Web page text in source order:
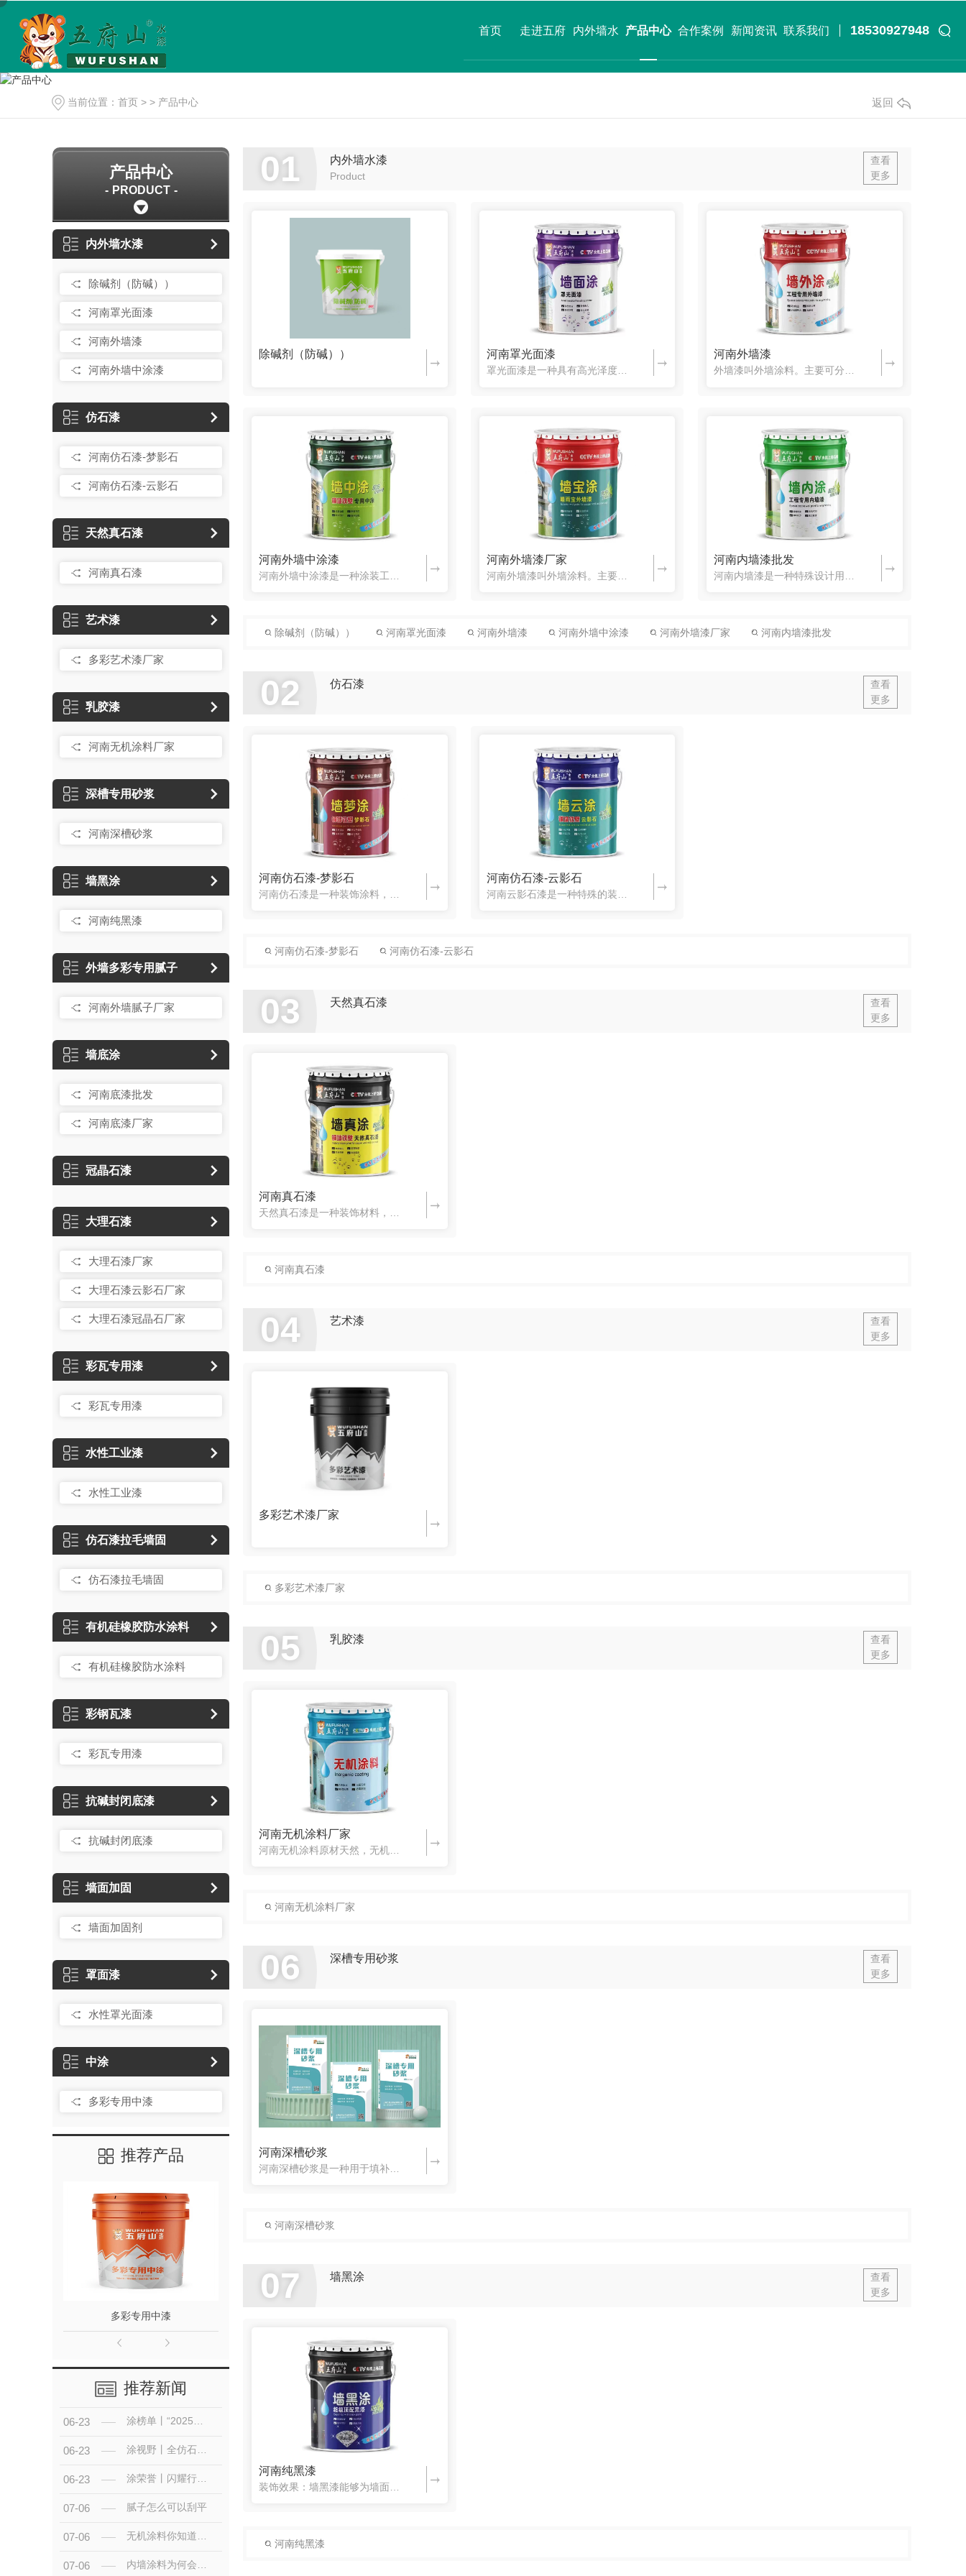
首页 走进五府 内外墙水 产品中心 合作案例 新闻资讯 联系我们 18530927948
当前位置： 首页 > > 产品中心 返回
产品中心
PRODUCT
内外墙水漆
除碱剂（防碱））
河南罩光面漆
河南外墙漆
河南外墙中涂漆
仿石漆
河南仿石漆-梦影石
河南仿石漆-云影石
天然真石漆
河南真石漆
艺术漆
多彩艺术漆厂家
乳胶漆
河南无机涂料厂家
深槽专用砂浆
河南深槽砂浆
墙黑涂
河南纯黑漆
外墙多彩专用腻子
河南外墙腻子厂家
墙底涂
河南底漆批发
河南底漆厂家
冠晶石漆
大理石漆
大理石漆厂家
大理石漆云影石厂家
大理石漆冠晶石厂家
彩瓦专用漆
彩瓦专用漆
水性工业漆
水性工业漆
仿石漆拉毛墙固
仿石漆拉毛墙固
有机硅橡胶防水涂料
有机硅橡胶防水涂料
彩钢瓦漆
彩瓦专用漆
抗碱封闭底漆
抗碱封闭底漆
墙面加固
墙面加固剂
罩面漆
水性罩光面漆
中涂
多彩专用中漆
推荐产品
多彩专用中漆
推荐新闻
06-23
06-23
06-23
07-06 腻子怎么可以刮平
07-06
07-06
01 内外墙水漆
Product
查看
更多
除碱剂（防碱）） 河南罩光面漆
罩光面漆是一种具有高光泽度的墙面漆。它具有以下特点和功能：高光泽度：罩光面漆呈现出明亮、反光的表面效果，给墙面带来光滑、亮丽的外观。它能够提升空间的豪华感和装饰效果。装饰性：罩光面漆提供丰富的颜色选择，可以满足不同风格和设计需求。它能够为墙面增添一种高质感的视觉效果，使整个空间更加生动和吸引人。易清洁：由于罩光面漆具有
河南外墙漆
外墙漆叫外墙涂料。主要可分为水溶性漆和乳胶漆。它的种类很多，可以分为抗酸碱外墙涂料，纯丙烯酸弹性外墙涂料，有机硅自洁弹性外墙涂料，丙烯酸外墙涂料，氟碳涂料、田园风光低碳系列等。 外墙漆广泛应用于涂刷建筑外立面，所以重要的一项指标就是抗紫外线照射，要求达到长时间照射不变色。外墙涂料还要求有抗水性能
河南外墙中涂漆 河南外墙漆厂家
河南外墙漆叫外墙涂料。主要可分为水溶性漆和乳胶漆。外墙乳胶漆基本性能与内墙乳胶漆差不多。但漆膜较硬，抗水能力更强。
河南内墙漆批发
除碱剂（防碱）） 河南罩光面漆 河南外墙漆 河南外墙中涂漆 河南外墙漆厂家 河南内墙漆批发
02 仿石漆
查看
更多
河南仿石漆-梦影石 河南仿石漆-云影石
河南仿石漆-梦影石 河南仿石漆-云影石
03 天然真石漆
查看
更多
河南真石漆
河南真石漆
04 艺术漆
查看
更多
多彩艺术漆厂家
多彩艺术漆厂家
05 乳胶漆
查看
更多
河南无机涂料厂家
河南无机涂料厂家
06 深槽专用砂浆
查看
更多
河南深槽砂浆
河南深槽砂浆
07 墙黑涂
查看
更多
河南纯黑漆
河南纯黑漆